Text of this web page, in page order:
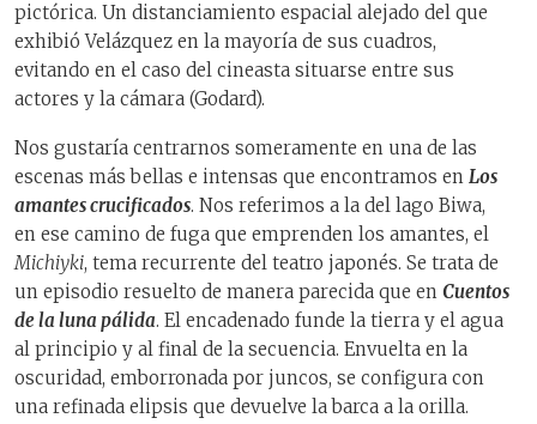
pictórica. Un distanciamiento espacial alejado del que
exhibió Velázquez en la mayoría de sus cuadros,
evitando en el caso del cineasta situarse entre sus
actores y la cámara (Godard).
Nos gustaría centrarnos someramente en una de las
escenas más bellas e intensas que encontramos en Los
amantes crucificados. Nos referimos a la del lago Biwa,
en ese camino de fuga que emprenden los amantes, el
Michiyki, tema recurrente del teatro japonés. Se trata de
un episodio resuelto de manera parecida que en Cuentos
de la luna pálida. El encadenado funde la tierra y el agua
al principio y al final de la secuencia. Envuelta en la
oscuridad, emborronada por juncos, se configura con
una refinada elipsis que devuelve la barca a la orilla.